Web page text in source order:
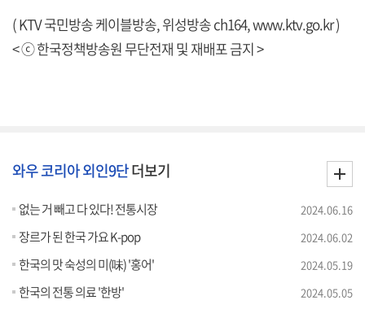
( KTV 국민방송 케이블방송, 위성방송 ch164,www.ktv.go.kr)
< ⓒ 한국정책방송원 무단전재 및 재배포 금지 >
와우 코리아 외인9단더보기
없는 거 빼고 다 있다! 전통시장 2024.06.16
장르가 된 한국 가요 K-pop 2024.06.02
한국의 맛 숙성의 미(味) '홍어' 2024.05.19
한국의 전통 의료 '한방' 2024.05.05